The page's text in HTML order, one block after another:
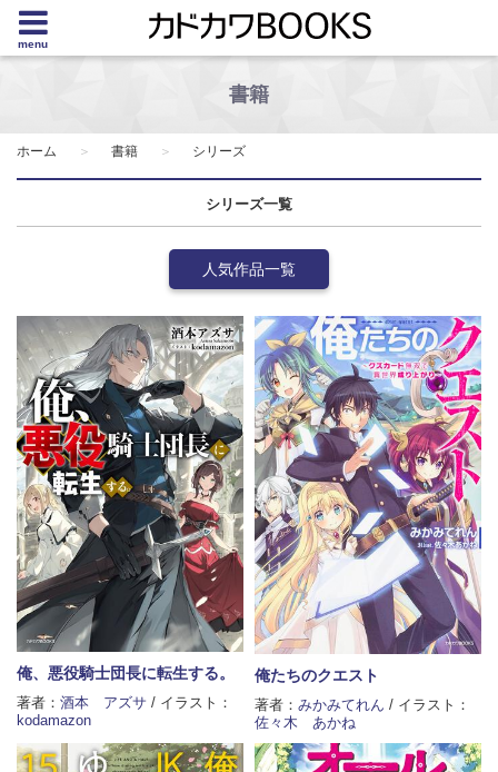
menu
書籍
ホーム 書籍 シリーズ
シリーズ一覧
人気作品一覧
俺、悪役騎士団長に転生する。
著者： 酒本 アズサ / イラスト：
kodamazon
俺たちのクエスト
著者： みかみてれん / イラスト：
佐々木 あかね